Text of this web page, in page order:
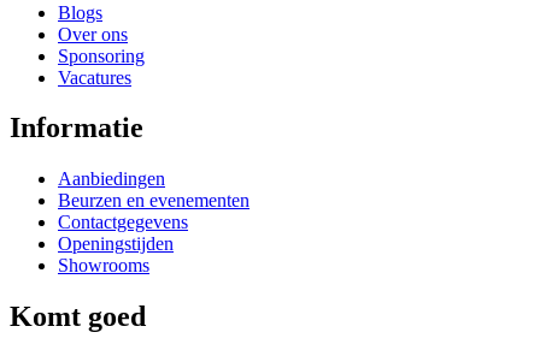
Blogs
Over ons
Sponsoring
Vacatures
Informatie
Aanbiedingen
Beurzen en evenementen
Contactgegevens
Openingstijden
Showrooms
Komt goed